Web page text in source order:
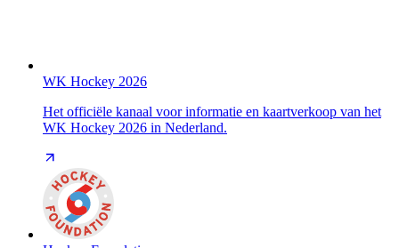
WK Hockey 2026
Het officiële kanaal voor informatie en kaartverkoop van het
WK Hockey 2026 in Nederland.